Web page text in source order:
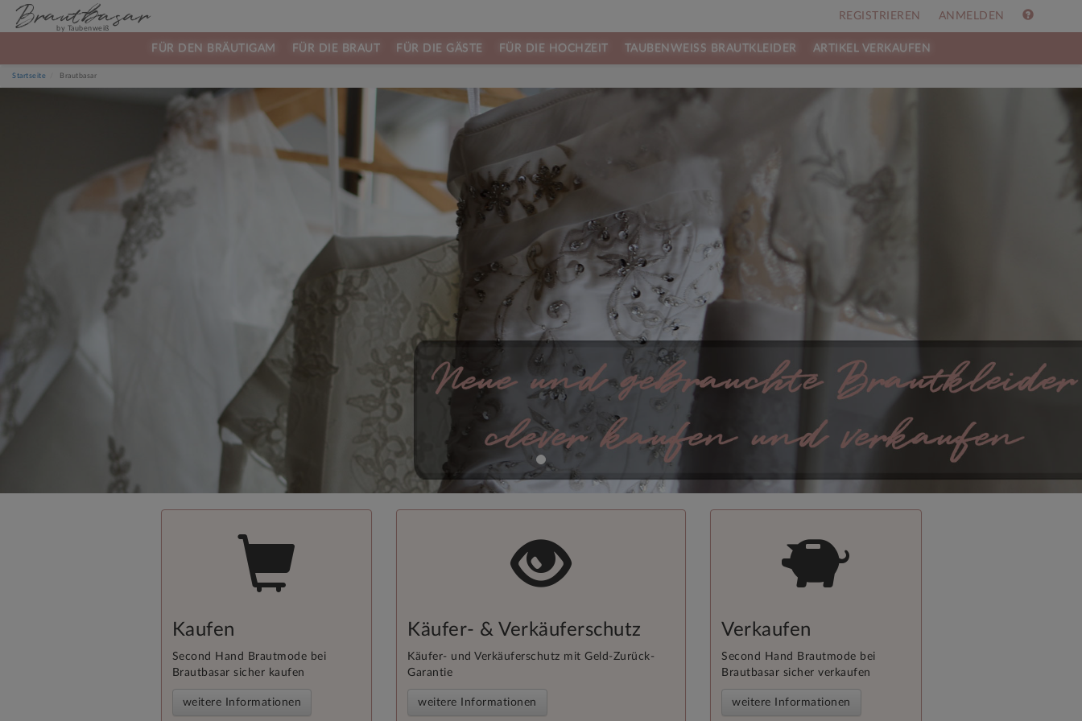
REGISTRIEREN ANMELDEN
FÜR DEN BRÄUTIGAM FÜR DIE BRAUT FÜR DIE GÄSTE FÜR DIE HOCHZEIT TAUBENWEISS BRAUTKLEIDER ARTIKEL VERKAUFEN
Brautbasar
by Taubenweiß
Startseite Brautbasar
Kaufen
Second Hand Brautmode bei
Brautbasar sicher kaufen
weitere Informationen
Käufer- & Verkäuferschutz
Käufer- und Verkäuferschutz mit Geld-Zurück-
Garantie
weitere Informationen
Verkaufen
Second Hand Brautmode bei
Brautbasar sicher verkaufen
weitere Informationen